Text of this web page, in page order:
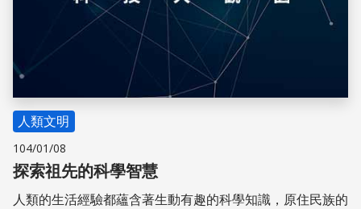
人類文明
104/01/08
探索祖先的科學智慧
人類的生活經驗都蘊含著生動有趣的科學知識，原住民族的